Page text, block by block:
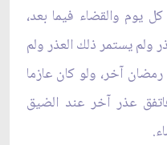
يوم والقضاء فيما بعد،
ولم يستمر ذلك العذر ولم
آخر، ولو كان عازما
عذر آخر عند الضيق